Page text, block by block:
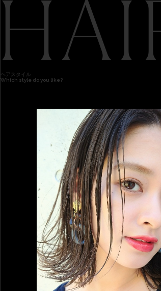
ヘアスタイル
Which style do you like?